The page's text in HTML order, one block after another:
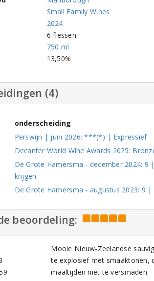
Small Family Wines
2024
6 flessen
750 ml
13,50%
(4)
onderscheiding
Perswijn | juni 2026: ***(*) | Expressief
Decanter World Wine Awards 2025:
De Grote Hamersma - december 2024:
krijgen
De Grote Hamersma - augustus 2023: 9 |
beoordeling:
Mooie Nieuw-Zeelandse
te explosief met smaaktonen,
maaltijden niet te versmaden.